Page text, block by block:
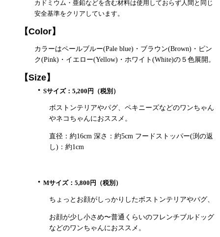
カドミウム・亜鉛などを含む材料は使用しておらず人間と同じ
安全基準をクリアしています。
【Color】
カラーはペールブルー(Pale blue)・ブラウン(Brown)・ピン
ク(Pink)・イエロー(Yellow)・ホワイト(White)の５色展開。
【Size】
・ Sサイズ：5,200円（税別）
ボストンテリアやパグ、ペキニーズなどのワンちゃん
やネコちゃんにおススメ。
直径：約16cm 深さ：約5cm フードストッパー(渕の返
し)：約1cm
・ Mサイズ：5,800円（税別）
ちょっとお顔がしっかりしたボストンテリアやパグ、
お顔が少し小さめ〜普通くらいのフレンチブルドッグ
などのワンちゃんにおススメ。